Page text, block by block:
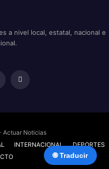
a nivel local, estatal, nacional e
Actuar Noticias
INTERNACIONAL
DEPORTES
🌐 Traducir